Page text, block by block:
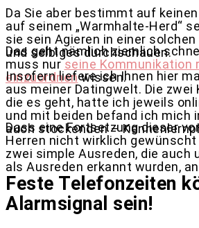
Da Sie aber bestimmt auf
auf seinem „Warmhalte-Herd“
sie sein Agieren in einer
und selbiges durchschauen.
Das geht nämlich ziemlich
muss nurseine Kommunikation
einzuordnenwissen.
Insofern liefere ich Ihnen hier
aus meiner Datingwelt. Die zwei
die es geht, hatte ich jeweils
und mit beiden befand ich mich
auch stockenden –
Dass eine Fortsetzung dieser
Herren nicht wirklich gewünscht
zwei simple Ausreden, die auch
als Ausreden erkannt wurden,
Feste Telefonzeiten
Alarmsignal sein!